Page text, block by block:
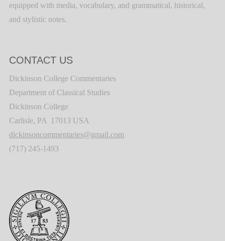
equipped with media, vocabulary, and grammatical, historical,
and stylistic notes.
CONTACT US
Dickinson College Commentaries
Department of Classical Studies
Dickinson College
Carlisle, PA 17013 USA
dickinsoncommentaries@gmail.com
(717) 245-1493